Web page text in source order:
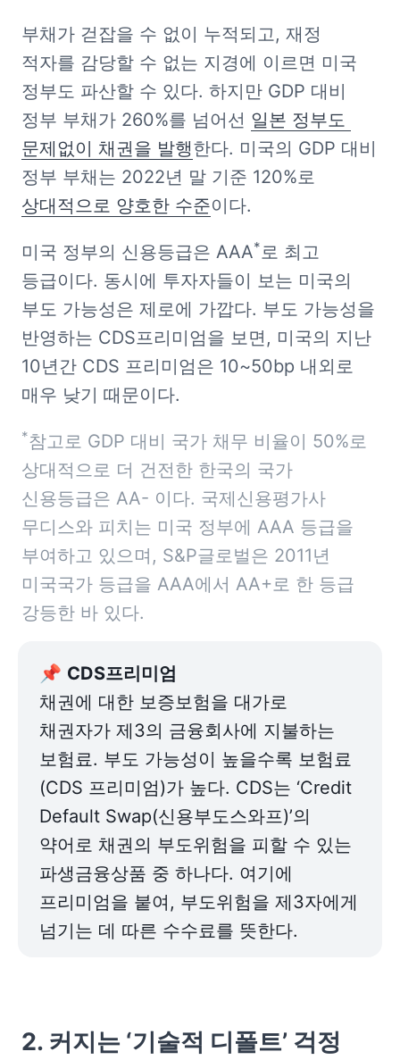
부채가 걷잡을 수 없이 누적되고, 재정
적자를 감당할 수 없는 지경에 이르면 미국
정부도 파산할 수 있다. 하지만 GDP 대비
정부 부채가 260%를 넘어선 일본 정부도
문제없이 채권을 발행한다. 미국의 GDP 대비
상대적으로 양호한 수준이다.
미국 정부의 신용등급은 AAA*로 최고
등급이다. 동시에 투자자들이 보는 미국의
부도 가능성은 제로에 가깝다. 부도 가능성을
반영하는 CDS프리미엄을 보면, 미국의 지난
10년간 CDS 프리미엄은 10~50bp 내외로
매우 낮기 때문이다.
*참고로 GDP 대비 국가 채무 비율이 50%로
상대적으로 더 건전한 한국의 국가
신용등급은 AA- 이다. 국제신용평가사
무디스와 피치는 미국 정부에 AAA 등급을
부여하고 있으며, S&P글로벌은 2011년
미국국가 등급을 AAA에서 AA+로 한 등급
강등한 바 있다.
📌
채권에 대한 보증보험을 대가로
채권자가 제3의 금융회사에 지불하는
보험료. 부도 가능성이 높을수록 보험료
(CDS 프리미엄)가 높다. CDS는 ‘Credit
Default Swap(신용부도스와프)’의
약어로 채권의 부도위험을 피할 수 있는
파생금융상품 중 하나다. 여기에
프리미엄을 붙여, 부도위험을 제3자에게
넘기는 데 따른 수수료를 뜻한다.
2. 커지는 ‘기술적 디폴트’ 걱정